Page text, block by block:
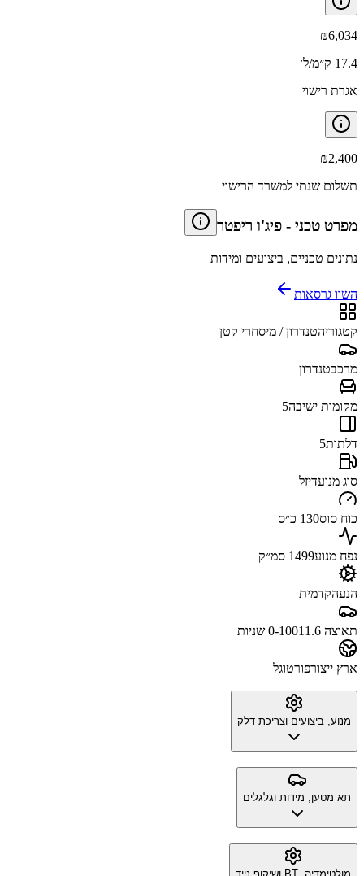
₪6,034
17.4 ק״מ/ל׳
אגרת רישוי
₪2,400
תשלום שנתי למשרד הרישוי
מפרט טכני - פיג'ו ריפטר
נתונים טכניים, ביצועים ומידות
השוו גרסאות
קטגוריהטנדרון / מיסחרי קטן
מרכבטנדרון
מקומות ישיבה5
דלתות5
סוג מנועדיזל
כוח סוס130 כ״ס
נפח מנוע1499 סמ״ק
הנעהקדמית
תאוצה 0-100 11.6 שניות
ארץ ייצורפורטוגל
מנוע, ביצועים וצריכת דלק
תא מטען, מידות וגלגלים